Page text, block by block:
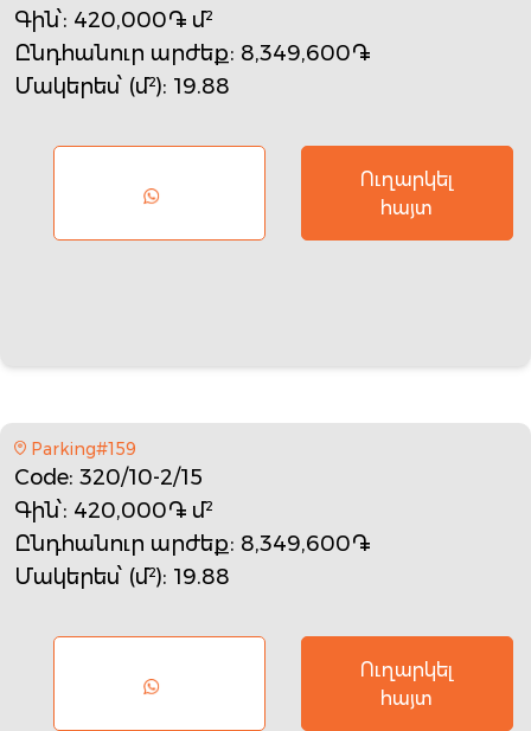
Գին՝: 420,000֏ մ²
Ընդհանուր արժեք: 8,349,600֏
Մակերես՝ (մ²): 19.88
Ուղարկել
հայտ
Parking#159
Code: 320/10-2/15
Գին՝: 420,000֏ մ²
Ընդհանուր արժեք: 8,349,600֏
Մակերես՝ (մ²): 19.88
Ուղարկել
հայտ